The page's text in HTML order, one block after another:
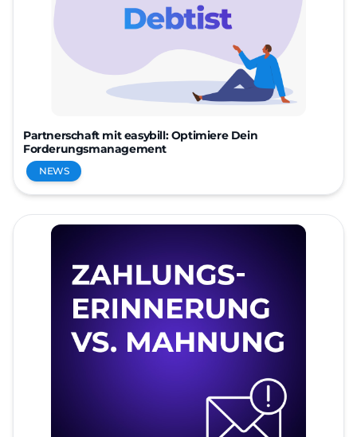
Partnerschaft mit easybill: Optimiere Dein
Forderungsmanagement
NEWS